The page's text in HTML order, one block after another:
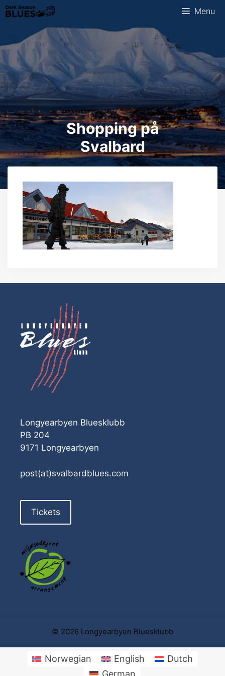
Skip
to
content
Menu
Shopping på
Svalbard
Longyearbyen Bluesklubb
PB 204
9171 Longyearbyen
post(at)svalbardblues.com
Tickets
© 2026 Longyearbyen Bluesklubb
Norwegian English
Dutch
German